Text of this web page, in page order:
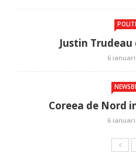
Justin
6
Coreea de Nord
6